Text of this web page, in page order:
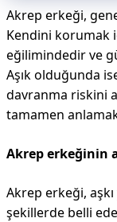
Akrep erkeği,
Kendini korumak
eğilimindedir ve
Aşık olduğunda
davranma riskini
tamamen
Akrep erkeğinin
Akrep erkeği,
şekillerde belli